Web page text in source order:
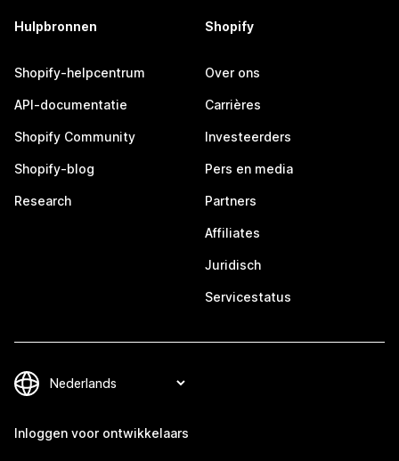
Hulpbronnen
Shopify-helpcentrum
API-documentatie
Shopify Community
Shopify-blog
Research
Shopify
Over ons
Carrières
Investeerders
Pers en media
Partners
Affiliates
Juridisch
Servicestatus
Inloggen voor ontwikkelaars